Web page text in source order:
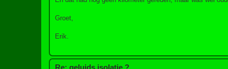
c
Groet,
Erik.